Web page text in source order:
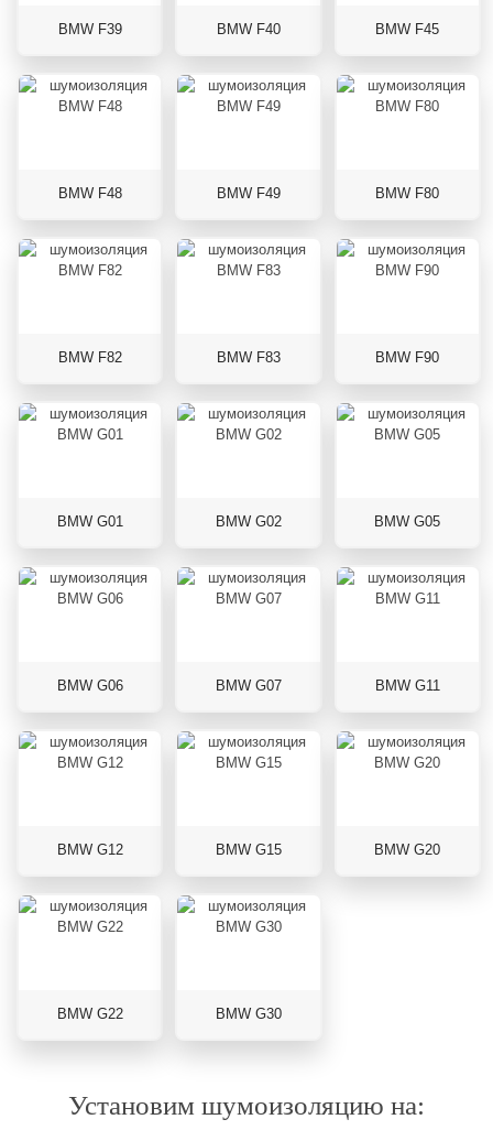
BMW F39 BMW F40 BMW F45
BMW F48 BMW F49 BMW F80
BMW F82 BMW F83 BMW F90
BMW G01 BMW G02 BMW G05
BMW G06 BMW G07 BMW G11
BMW G12 BMW G15 BMW G20
BMW G22 BMW G30
Установим шумоизоляцию на: